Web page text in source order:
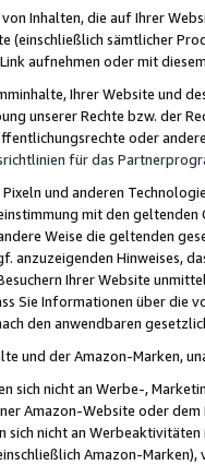
Inhalten, die auf Ihrer
(einschließlich sämtlicher
aufnehmen oder mit
Ihrer Website und
unserer Rechte bzw. der
oder
für das
und anderen
mit den
Weise die geltenden
anzuzeigenden Hinweises,
Ihrer Website
Sie Informationen über die
den anwendbaren
und der Amazon-Marken,
sich nicht an Werbe-,
Amazon-Website oder
sich nicht an
Amazon-